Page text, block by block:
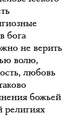
бога
не верить
волю,
любовь
божьей
религиях